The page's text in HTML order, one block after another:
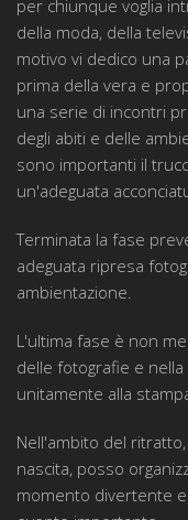
per chiunque voglia
della moda, della
motivo vi dedico una
prima della vera e
una serie di incontri
degli abiti e delle
sono importanti il
un'adeguata
Terminata la fase
adeguata ripresa
ambientazione.
L'ultima fase è non
delle fotografie e
unitamente alla
Nell'ambito del
nascita, posso
momento divertente